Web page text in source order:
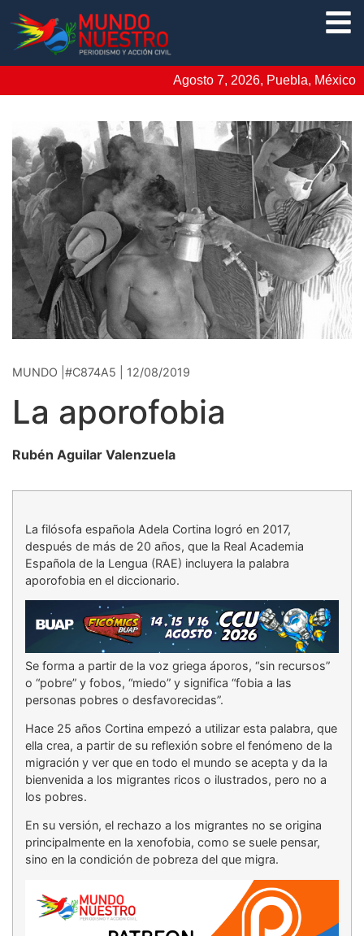
Agosto 7, 2026, Puebla, México
MUNDO |#C874A5 | 12/08/2019
La aporofobia
Rubén Aguilar Valenzuela
La filósofa española Adela Cortina logró en 2017,
después de más de 20 años, que la Real Academia
Española de la Lengua (RAE) incluyera la palabra
aporofobia en el diccionario.
Se forma a partir de la voz griega áporos, “sin recursos”
o “pobre” y fobos, “miedo” y significa “fobia a las
personas pobres o desfavorecidas”.
Hace 25 años Cortina empezó a utilizar esta palabra, que
ella crea, a partir de su reflexión sobre el fenómeno de la
migración y ver que en todo el mundo se acepta y da la
bienvenida a los migrantes ricos o ilustrados, pero no a
los pobres.
En su versión, el rechazo a los migrantes no se origina
principalmente en la xenofobia, como se suele pensar,
sino en la condición de pobreza del que migra.